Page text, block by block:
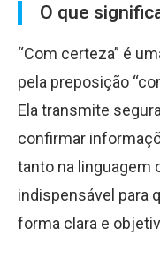
O que
“Com certeza” é
pela preposição
Ela transmite
confirmar
tanto na linguagem
indispensável para
forma clara e